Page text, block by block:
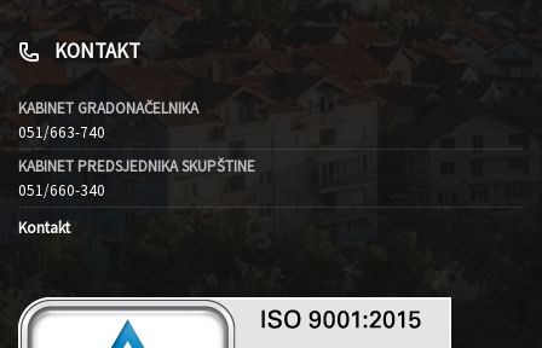
KONTAKT
KABINET GRADONAČELNIKA
051/663-740
KABINET PREDSJEDNIKA SKUPŠTINE
051/660-340
Kontakt